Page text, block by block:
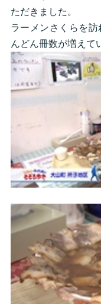
ただきました。
ラーメンさくらを
んどん冊数が増えて